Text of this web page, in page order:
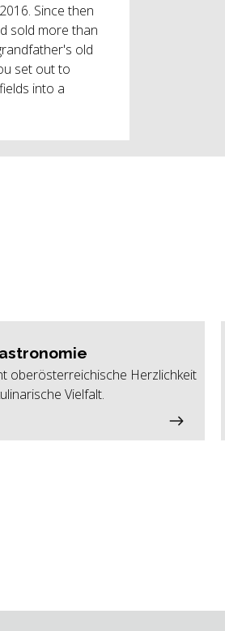
Since then
sold more than
old
set out to
into a
oberösterreichische Herzlichkeit
Vielfalt.